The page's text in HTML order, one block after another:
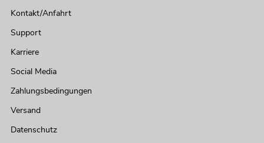
Kontakt/Anfahrt
Support
Karriere
Social Media
Zahlungsbedingungen
Versand
Datenschutz